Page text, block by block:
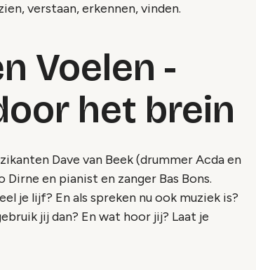
verstaan, erkennen, vinden.
Voelen -
het brein
Dave van Beek (drummer Acda en
en pianist en zanger Bas Bons.
je lijf? En als spreken nu ook muziek is?
jij dan? En wat hoor jij? Laat je